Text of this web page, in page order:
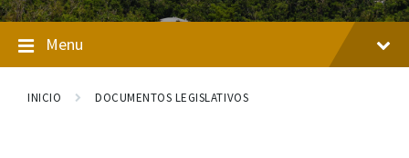
Menu
INICIO DOCUMENTOS LEGISLATIVOS